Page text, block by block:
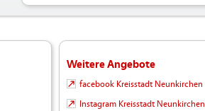
Weitere Angebote
facebook Kreisstadt Neunkirchen
Instagram Kreisstadt Neunkirchen